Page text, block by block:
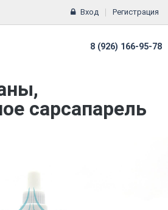
Вход Регистрация
8 (926) 166-95-78
сарсапарель